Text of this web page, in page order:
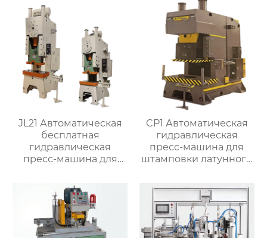
JL21 Автоматическая
бесплатная
гидравлическая
пресс-машина для
клапана
CP1 Автоматическая
гидравлическая
пресс-машина для
штамповки латунного